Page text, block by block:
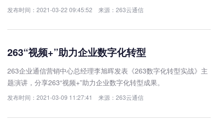
发布时间：2021-03-22 09:45:52 来源：263云通信
263“视频+”助力企业数字化转型
263企业通信营销中心总经理李旭晖发表《263数字化转型实战》主
题演讲，分享263“视频+”助力企业数字化转型成果。
发布时间：2021-03-09 11:27:41 来源：263云通信